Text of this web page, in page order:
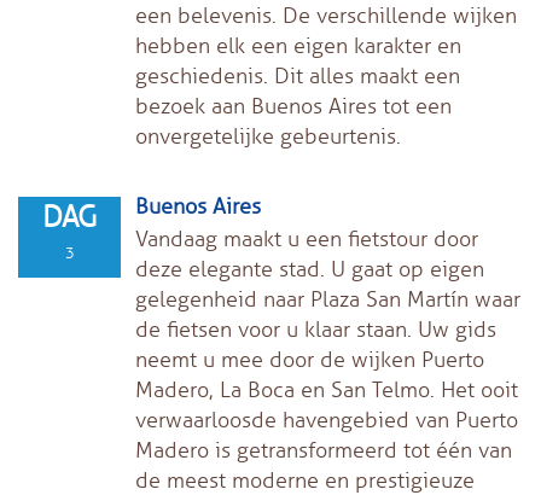
een belevenis. De verschillende wijken
hebben elk een eigen karakter en
geschiedenis. Dit alles maakt een
bezoek aan Buenos Aires tot een
onvergetelijke gebeurtenis.
DAG
3
Buenos Aires
Vandaag maakt u een fietstour door
deze elegante stad. U gaat op eigen
gelegenheid naar Plaza San Martín waar
de fietsen voor u klaar staan. Uw gids
neemt u mee door de wijken Puerto
Madero, La Boca en San Telmo. Het ooit
verwaarloosde havengebied van Puerto
Madero is getransformeerd tot één van
de meest moderne en prestigieuze